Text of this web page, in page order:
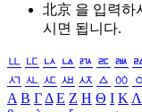
北京 을 입력하
시면 됩니다.
ㅥ ㅦ ㅧ ㅨ ㅩ ㅪ ㅫ
ㅺ ㅻ ㅼ ㅽ ㅾ ㅿ ㆀ ㆁ
Α Β ΓΔ Ε Ζ Η Θ Ι ΚΛ